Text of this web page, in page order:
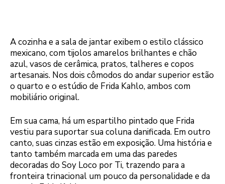
A cozinha e a sala de jantar exibem o estilo clássico
mexicano, com tijolos amarelos brilhantes e chão
azul, vasos de cerâmica, pratos, talheres e copos
artesanais. Nos dois cômodos do andar superior estão
o quarto e o estúdio de Frida Kahlo, ambos com
mobiliário original.
Em sua cama, há um espartilho pintado que Frida
vestiu para suportar sua coluna danificada. Em outro
canto, suas cinzas estão em exposição. Uma história e
tanto também marcada em uma das paredes
decoradas do Soy Loco por Ti, trazendo para a
fronteira trinacional um pouco da personalidade e da